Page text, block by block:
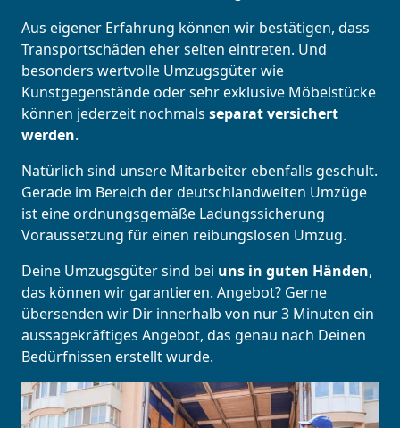
Aus eigener Erfahrung können wir bestätigen, dass
Transportschäden eher selten eintreten. Und
besonders wertvolle Umzugsgüter wie
Kunstgegenstände oder sehr exklusive Möbelstücke
können jederzeit nochmals separat versichert
werden.
Natürlich sind unsere Mitarbeiter ebenfalls geschult.
Gerade im Bereich der deutschlandweiten Umzüge
ist eine ordnungsgemäße Ladungssicherung
Voraussetzung für einen reibungslosen Umzug.
Deine Umzugsgüter sind bei uns in guten Händen,
das können wir garantieren. Angebot? Gerne
übersenden wir Dir innerhalb von nur 3 Minuten ein
aussagekräftiges Angebot, das genau nach Deinen
Bedürfnissen erstellt wurde.